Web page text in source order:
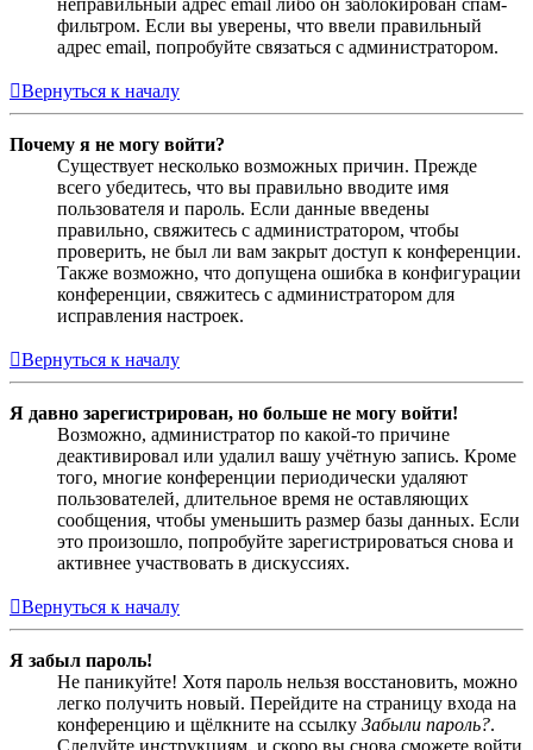
неправильный адрес email либо он заблокирован спам-
фильтром. Если вы уверены, что ввели правильный
адрес email, попробуйте связаться с администратором.
Вернуться к началу
Почему я не могу войти?
Существует несколько возможных причин. Прежде
всего убедитесь, что вы правильно вводите имя
пользователя и пароль. Если данные введены
правильно, свяжитесь с администратором, чтобы
проверить, не был ли вам закрыт доступ к конференции.
Также возможно, что допущена ошибка в конфигурации
конференции, свяжитесь с администратором для
исправления настроек.
Вернуться к началу
Я давно зарегистрирован, но больше не могу войти!
Возможно, администратор по какой-то причине
деактивировал или удалил вашу учётную запись. Кроме
того, многие конференции периодически удаляют
пользователей, длительное время не оставляющих
сообщения, чтобы уменьшить размер базы данных. Если
это произошло, попробуйте зарегистрироваться снова и
активнее участвовать в дискуссиях.
Вернуться к началу
Я забыл пароль!
Не паникуйте! Хотя пароль нельзя восстановить, можно
легко получить новый. Перейдите на страницу входа на
конференцию и щёлкните на ссылку Забыли пароль?.
Следуйте инструкциям, и скоро вы снова сможете войти